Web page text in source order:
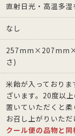
直射日光・高温多
なし
さ)
米飴が入っており
ざいます。20度以
置いていただくと柔
お召し上がりいただ
クール便の品物と同